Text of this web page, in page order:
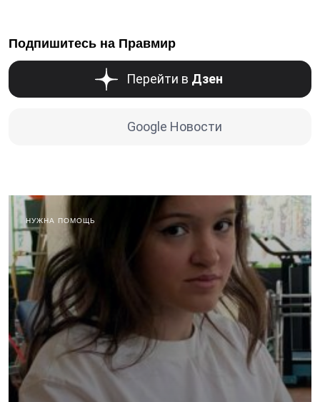
Подпишитесь на Правмир
Перейти в Дзен
Google Новости
НУЖНА ПОМОЩЬ